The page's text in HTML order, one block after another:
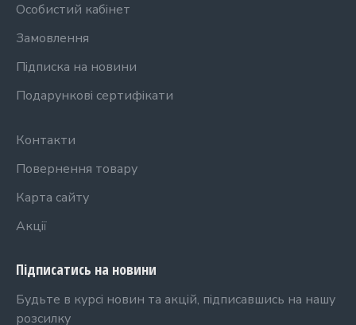
Особистий кабінет
Замовлення
Підписка на новини
Подарункові сертифікати
Контакти
Повернення товару
Карта сайту
Акції
Підписатись на новини
Будьте в курсі новин та акцій, підписавшись на нашу
розсилку